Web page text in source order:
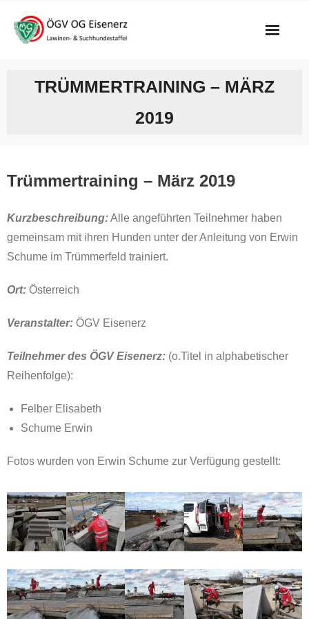
content
TRÜMMERTRAINING – MÄRZ
2019
Trümmertraining – März 2019
Kurzbeschreibung:Alle angeführten Teilnehmer haben
gemeinsam mit ihren Hunden unter der Anleitung von Erwin
Schume im Trümmerfeld trainiert.
Ort: Österreich
Veranstalter: ÖGV Eisenerz
Teilnehmer des ÖGV Eisenerz: (o.Titel in alphabetischer
Reihenfolge):
Felber Elisabeth
Schume Erwin
Fotos wurden von Erwin Schume zur Verfügung gestellt: